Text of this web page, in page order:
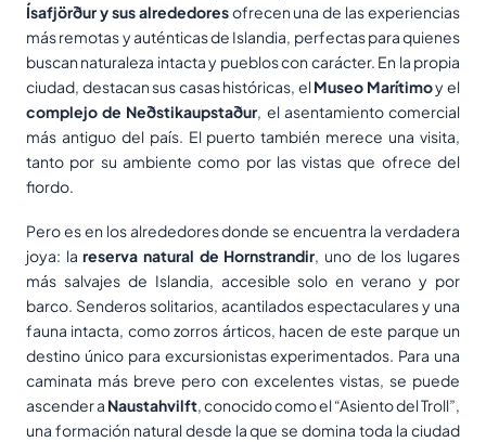
Ísafjörður y sus alrededoresofrecen una de las experiencias
más remotas y auténticas de Islandia, perfectas para quienes
buscan naturaleza intacta y pueblos con carácter. En la propia
ciudad, destacan sus casas históricas, elMuseo Marítimoy el
complejo de Neðstikaupstaður, el asentamiento comercial
más antiguo del país. El puerto también merece una visita,
tanto por su ambiente como por las vistas que ofrece del
fiordo.
Pero es en los alrededores donde se encuentra la verdadera
joya: lareserva natural de Hornstrandir, uno de los lugares
más salvajes de Islandia, accesible solo en verano y por
barco. Senderos solitarios, acantilados espectaculares y una
fauna intacta, como zorros árticos, hacen de este parque un
destino único para excursionistas experimentados. Para una
caminata más breve pero con excelentes vistas, se puede
ascender a Naustahvilft, conocido como el “Asiento del Troll”,
una formación natural desde la que se domina toda la ciudad